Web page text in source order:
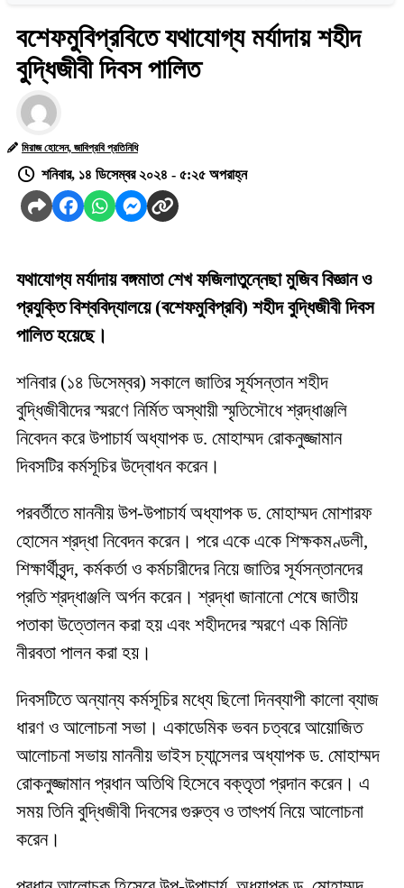
বশেফমুবিপ্রবিতে যথাযোগ্য মর্যাদায় শহীদ
বুদ্ধিজীবী দিবস পালিত
মিরাজ হোসেন, জাবিপ্রবি প্রতিনিধি
শনিবার, ১৪ ডিসেম্বর ২০২৪ - ৫:২৫ অপরাহ্ন
যথাযোগ্য মর্যাদায় বঙ্গমাতা শেখ ফজিলাতুন্নেছা মুজিব বিজ্ঞান ও
প্রযুক্তি বিশ্ববিদ্যালয়ে (বশেফমুবিপ্রবি) শহীদ বুদ্ধিজীবী দিবস
পালিত হয়েছে।
শনিবার (১৪ ডিসেম্বর) সকালে জাতির সূর্যসন্তান শহীদ
বুদ্ধিজীবীদের স্মরণে নির্মিত অস্থায়ী স্মৃতিসৌধে শ্রদ্ধাঞ্জলি
নিবেদন করে উপাচার্য অধ্যাপক ড. মোহাম্মদ রোকনুজ্জামান
দিবসটির কর্মসূচির উদ্বোধন করেন।
পরবর্তীতে মাননীয় উপ-উপাচার্য অধ্যাপক ড. মোহাম্মদ মোশারফ
হোসেন শ্রদ্ধা নিবেদন করেন। পরে একে একে শিক্ষকমণ্ডলী,
শিক্ষার্থীবৃন্দ, কর্মকর্তা ও কর্মচারীদের নিয়ে জাতির সূর্যসন্তানদের
প্রতি শ্রদ্ধাঞ্জলি অর্পন করেন। শ্রদ্ধা জানানো শেষে জাতীয়
পতাকা উত্তোলন করা হয় এবং শহীদদের স্মরণে এক মিনিট
নীরবতা পালন করা হয়।
দিবসটিতে অন্যান্য কর্মসূচির মধ্যে ছিলো দিনব্যাপী কালো ব্যাজ
ধারণ ও আলোচনা সভা। একাডেমিক ভবন চত্বরে আয়োজিত
আলোচনা সভায় মাননীয় ভাইস চ্যান্সেলর অধ্যাপক ড. মোহাম্মদ
রোকনুজ্জামান প্রধান অতিথি হিসেবে বক্তৃতা প্রদান করেন। এ
সময় তিনি বুদ্ধিজীবী দিবসের গুরুত্ব ও তাৎপর্য নিয়ে আলোচনা
করেন।